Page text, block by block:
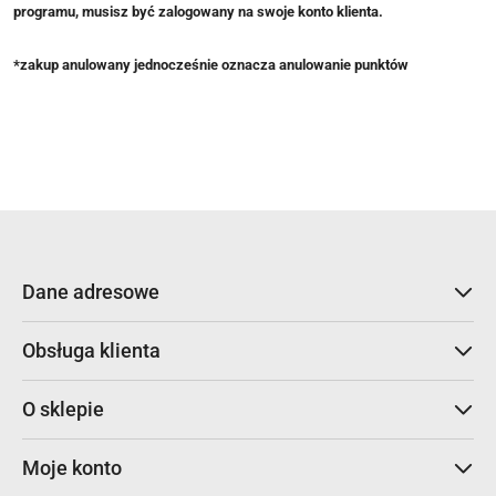
programu, musisz być zalogowany na swoje konto klienta.
*zakup anulowany jednocześnie oznacza anulowanie punktów
Dane adresowe
Obsługa klienta
O sklepie
Moje konto